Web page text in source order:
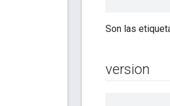
Son las
version